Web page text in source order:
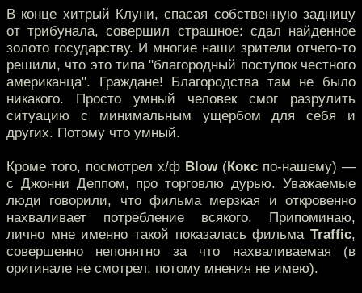
В конце хитрый Клуни, спасая собственную задницу
от трибунала, совершил страшное: сдал найденное
золото государству. И многие наши зрители отчего-то
решили, что это типа "благородный поступок честного
американца". Граждане! Благородства там не было
никакого. Просто умный человек смог разрулить
ситуацию с минимальным ущербом для себя и
других. Потому что умный.
Кроме того, посмотрел х/ф Blow(Кокс по-нашему) —
с Джонни Деппом, про торговлю дурью. Уважаемые
люди говорили, что фильма мерзкая и откровенно
нахваливает потребление всякого. Припоминаю,
лично мне именно такой показалась фильма Traffic,
совершенно непонятно за что нахваливаемая (в
оригинале не смотрел, потому мнения не имею).